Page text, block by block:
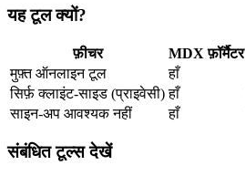
यह टूल क्यों?
फ़ीचर MDX फ़ॉर्मैटर
मुफ़्त ऑनलाइन टूल
हाँ
सिर्फ़ क्लाइंट‑साइड (प्राइवेसी) हाँ
साइन‑अप आवश्यक नहीं
हाँ
संबंधित टूल्स देखें